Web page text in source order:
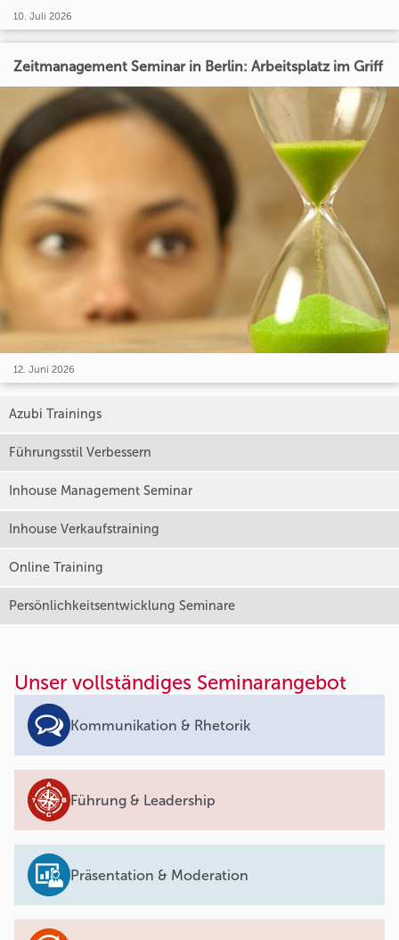
10. Juli 2026
Zeitmanagement Seminar in Berlin: Arbeitsplatz im Griff
12. Juni 2026
Azubi Trainings
Führungsstil Verbessern
Inhouse Management Seminar
Inhouse Verkaufstraining
Online Training
Persönlichkeitsentwicklung Seminare
Unser vollständiges Seminarangebot
Kommunikation & Rhetorik
Führung & Leadership
Präsentation & Moderation